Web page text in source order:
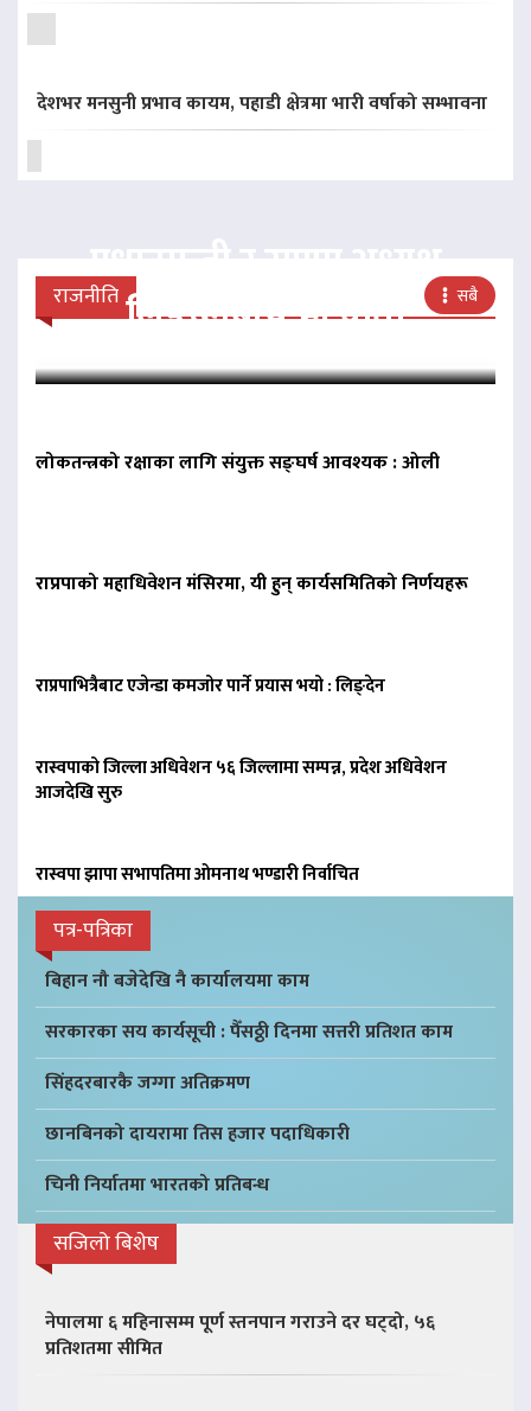
देशभर मनसुनी प्रभाव कायम, पहाडी क्षेत्रमा भारी वर्षाको सम्भावना
राजनीति सबै
प्रधानमन्त्री र राप्रपा अध्यक्ष
लिङदेनबीच भेटवार्ता
लोकतन्त्रको रक्षाका लागि संयुक्त सङ्घर्ष आवश्यक : ओली
राप्रपाको महाधिवेशन मंसिरमा, यी हुन् कार्यसमितिको निर्णयहरू
राप्रपाभित्रैबाट एजेन्डा कमजोर पार्ने प्रयास भयो : लिङ्देन
रास्वपाको जिल्ला अधिवेशन ५६ जिल्लामा सम्पन्न, प्रदेश अधिवेशन
आजदेखि सुरु
रास्वपा झापा सभापतिमा ओमनाथ भण्डारी निर्वाचित
पत्र-पत्रिका
बिहान नौ बजेदेखि नै कार्यालयमा काम
सरकारका सय कार्यसूची : पैँसठ्ठी दिनमा सत्तरी प्रतिशत काम
सिंहदरबारकै जग्गा अतिक्रमण
छानबिनको दायरामा तिस हजार पदाधिकारी
चिनी निर्यातमा भारतको प्रतिबन्ध
सजिलो बिशेष
नेपालमा ६ महिनासम्म पूर्ण स्तनपान गराउने दर घट्दो, ५६
प्रतिशतमा सीमित